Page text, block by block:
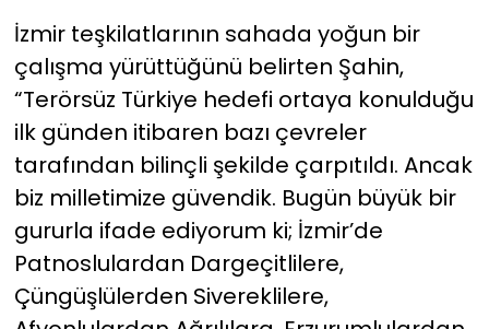
İzmir teşkilatlarının sahada yoğun bir
çalışma yürüttüğünü belirten Şahin,
“Terörsüz Türkiye hedefi ortaya konulduğu
ilk günden itibaren bazı çevreler
tarafından bilinçli şekilde çarpıtıldı. Ancak
biz milletimize güvendik. Bugün büyük bir
gururla ifade ediyorum ki; İzmir’de
Patnoslulardan Dargeçitlilere,
Çüngüşlülerden Sivereklilere,